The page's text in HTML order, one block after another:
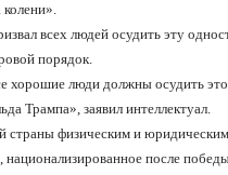
всех людей осудить эту
порядок.
хорошие люди должны осудить
Трампа», заявил интеллектуал.
страны физическим и
после